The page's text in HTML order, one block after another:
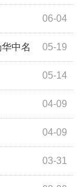
06-04
05-19
中名
05-14
04-09
04-09
03-31